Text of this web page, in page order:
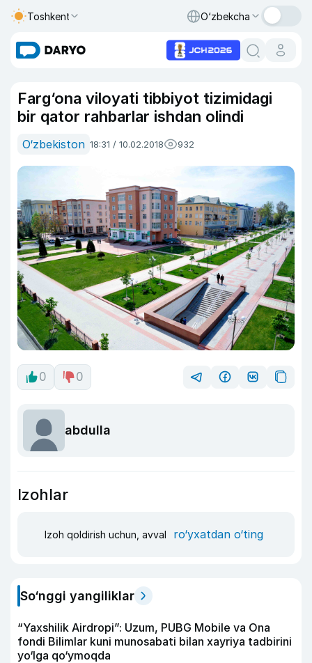
Toshkent O‘zbekcha
Farg‘ona viloyati tibbiyot tizimidagi
bir qator rahbarlar ishdan olindi
O‘zbekiston 18:31 / 10.02.2018 932
0 0
abdulla
Izohlar
Izoh qoldirish uchun, avval ro‘yxatdan o‘ting
So‘nggi yangiliklar
“Yaxshilik Airdropi”: Uzum, PUBG Mobile va Ona
fondi Bilimlar kuni munosabati bilan xayriya tadbirini
yo‘lga qo‘ymoqda